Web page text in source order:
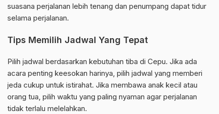
suasana perjalanan lebih tenang dan penumpang dapat tidur
selama perjalanan.
Tips Memilih Jadwal Yang Tepat
Pilih jadwal berdasarkan kebutuhan tiba di Cepu. Jika ada
acara penting keesokan harinya, pilih jadwal yang memberi
jeda cukup untuk istirahat. Jika membawa anak kecil atau
orang tua, pilih waktu yang paling nyaman agar perjalanan
tidak terlalu melelahkan.